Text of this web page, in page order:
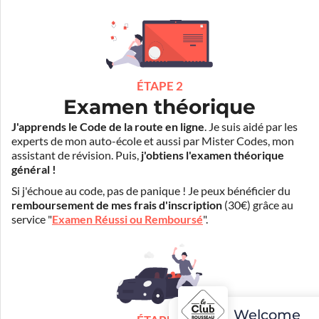
ÉTAPE 2
Examen théorique
J'apprends le Code de la route en ligne. Je suis aidé par les
experts de mon auto-école et aussi par Mister Codes, mon
assistant de révision. Puis, j'obtiens l'examen théorique
général !
Si j'échoue au code, pas de panique ! Je peux bénéficier du
remboursement de mes frais d'inscription (30€) grâce au
service "Examen Réussi ou Remboursé".
Welcome